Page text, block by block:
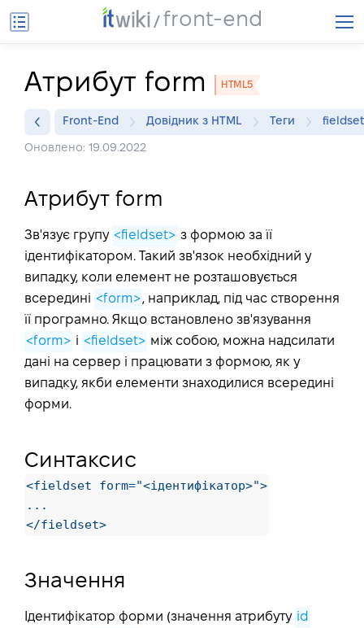
front-end
Атрибут form HTML5
Front-End Довідник з HTML Теги fieldset
Оновлено: 19.09.2022
Атрибут form
Зв'язує групу <fieldset> з формою за її
ідентифікатором. Такий зв'язок необхідний у
випадку, коли елемент не розташовується
всередині <form>, наприклад, під час створення
її програмно. Якщо встановлено зв'язування
<form> і <fieldset> між собою, можна надсилати
дані на сервер і працювати з формою, як у
випадку, якби елементи знаходилися всередині
форми.
Синтаксис
<fieldset form="<ідентифікатор>">
...
</fieldset>
Значення
Ідентифікатор форми (значення атрибуту id